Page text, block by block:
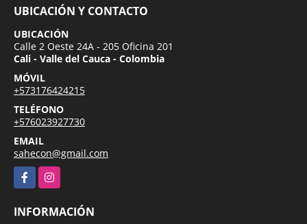
UBICACIÓN Y CONTACTO
UBICACIÓN
Calle 2 Oeste 24A - 205 Oficina 201
Cali - Valle del Cauca - Colombia
MÓVIL
+573176424215
TELÉFONO
+576023927730
EMAIL
sahecon@gmail.com
FacebookInstagram
INFORMACIÓN